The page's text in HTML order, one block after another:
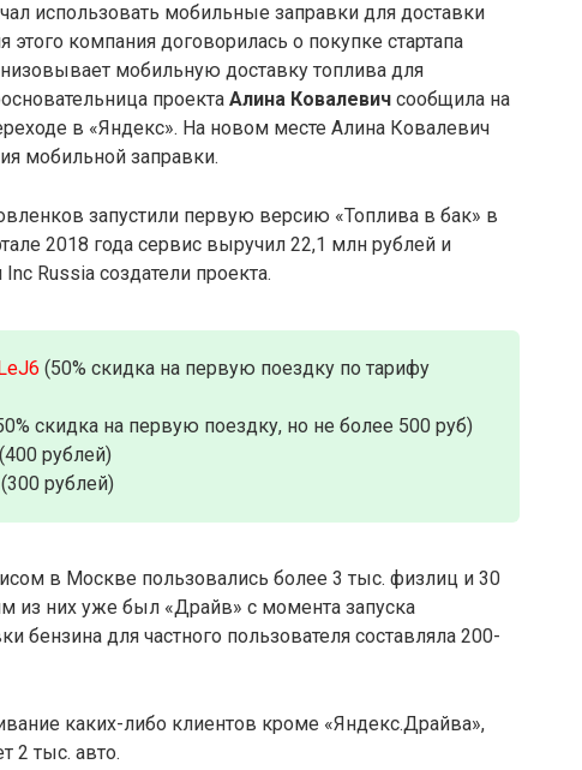
использовать мобильные заправки для доставки
компания договорилась о покупке стартапа
мобильную доставку топлива для
проекта Алина Ковалевич сообщила на
в «Яндекс». На новом месте Алина Ковалевич
мобильной заправки.
запустили первую версию «Топлива в бак» в
2018 года сервис выручил 22,1 млн рублей и
Russia создатели проекта.
(50% скидка на первую поездку по тарифу
скидка на первую поездку, но не более 500 руб)
(400 рублей)
(300 рублей)
в Москве пользовались более 3 тыс. физлиц и 30
из них уже был «Драйв» с момента запуска
бензина для частного пользователя составляла 200-
каких-либо клиентов кроме «Яндекс.Драйва»,
2 тыс. авто.